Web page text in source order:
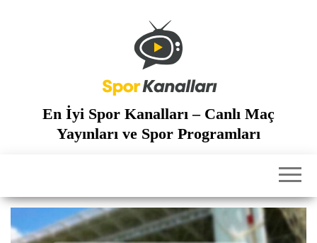
En İyi Spor Kanalları – Canlı Maç
Yayınları ve Spor Programları